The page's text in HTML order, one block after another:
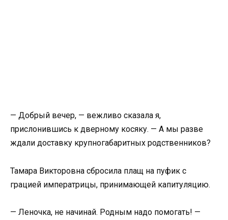
— Добрый вечер, — вежливо сказала я,
прислонившись к дверному косяку. — А мы разве
ждали доставку крупногабаритных родственников?
Тамара Викторовна сбросила плащ на пуфик с
грацией императрицы, принимающей капитуляцию.
— Леночка, не начинай. Родным надо помогать! —